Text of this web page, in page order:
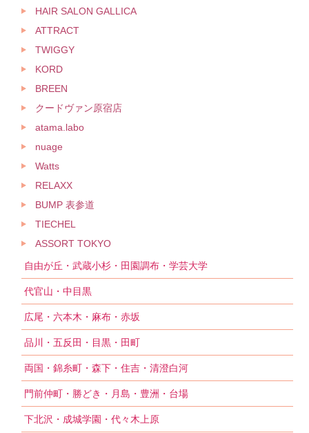
HAIR SALON GALLICA
ATTRACT
TWIGGY
KORD
BREEN
クードヴァン原宿店
atama.labo
nuage
Watts
RELAXX
BUMP 表参道
TIECHEL
ASSORT TOKYO
自由が丘・武蔵小杉・田園調布・学芸大学
代官山・中目黒
広尾・六本木・麻布・赤坂
品川・五反田・目黒・田町
両国・錦糸町・森下・住吉・清澄白河
門前仲町・勝どき・月島・豊洲・台場
下北沢・成城学園・代々木上原